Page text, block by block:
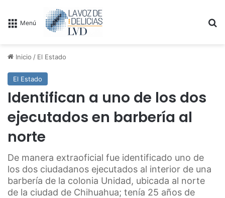
Menú
Inicio / El Estado
El Estado
Identifican a uno de los dos
ejecutados en barbería al
norte
De manera extraoficial fue identificado uno de
los dos ciudadanos ejecutados al interior de una
barbería de la colonia Unidad, ubicada al norte
de la ciudad de Chihuahua; tenía 25 años de